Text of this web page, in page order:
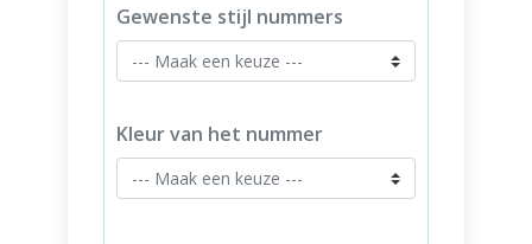
Gewenste stijl nummers
Kleur van het nummer